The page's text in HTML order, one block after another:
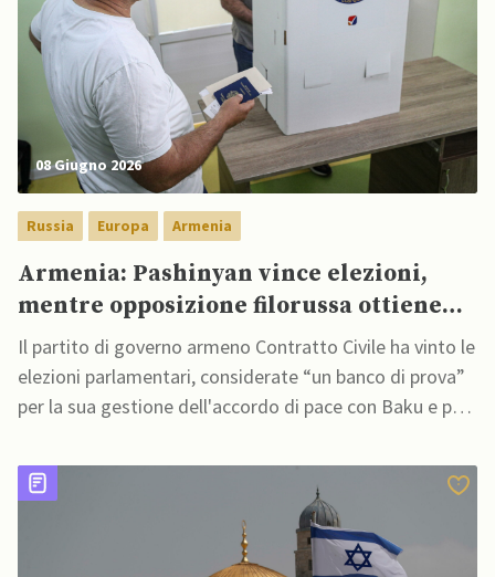
08 Giugno 2026
Russia Europa Armenia
Armenia: Pashinyan vince elezioni,
mentre opposizione filorussa ottiene
forte consenso
Il partito di governo armeno Contratto Civile ha vinto le
elezioni parlamentari, considerate “un banco di prova”
per la sua gestione dell'accordo di pace con Baku e per